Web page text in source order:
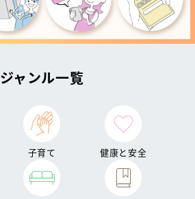
ジャンル一覧
子育て 健康と安全